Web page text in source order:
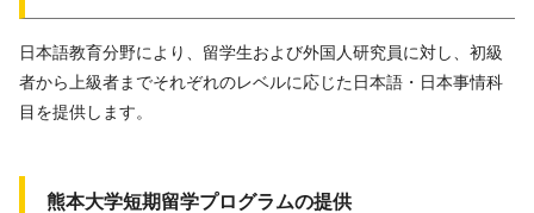
日本語教育分野により、留学生および外国人研究員に対し、初級
者から上級者までそれぞれのレベルに応じた日本語・日本事情科
目を提供します。
熊本大学短期留学プログラムの提供